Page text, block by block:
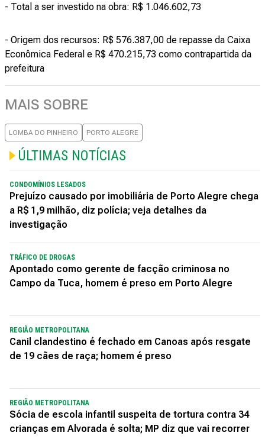
- Total a ser investido na obra: R$ 1.046.602,73
- Origem dos recursos: R$ 576.387,00 de repasse da Caixa
Econômica Federal e R$ 470.215,73 como contrapartida da
prefeitura
MAIS SOBRE
LOMBA DO PINHEIRO PORTO ALEGRE
ÚLTIMAS NOTÍCIAS
CONDOMÍNIOS LESADOS
Prejuízo causado por imobiliária de Porto Alegre chega
a R$ 1,9 milhão, diz polícia; veja detalhes da
investigação
TRÁFICO DE DROGAS
Apontado como gerente de facção criminosa no
Campo da Tuca, homem é preso em Porto Alegre
REGIÃO METROPOLITANA
Canil clandestino é fechado em Canoas após resgate
de 19 cães de raça; homem é preso
REGIÃO METROPOLITANA
Sócia de escola infantil suspeita de tortura contra 34
crianças em Alvorada é solta; MP diz que vai recorrer